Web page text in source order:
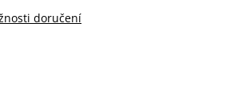
doručení